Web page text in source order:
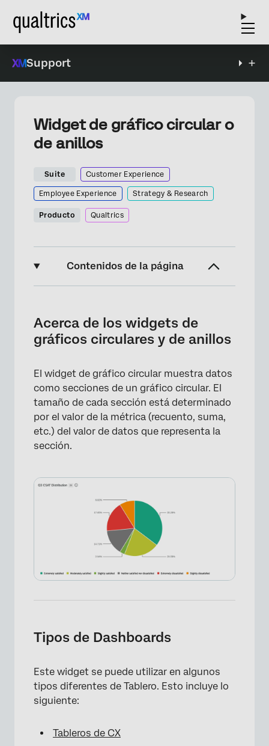
Support
Widget de gráfico circular o
de anillos
Suite Customer Experience
Employee Experience Strategy & Research
Producto Qualtrics
Contenidos de la página
Tipos de Dashboards
Configuración de un gráfico circular o de
anillos
Opciones de visualización
Widget Pie heredado
Acerca de los widgets de
gráficos circulares y de anillos
El widget de gráfico circular muestra datos
como secciones de un gráfico circular. El
tamaño de cada sección está determinado
por el valor de la métrica (recuento, suma,
etc.) del valor de datos que representa la
sección.
Tipos de Dashboards
Este widget se puede utilizar en algunos
tipos diferentes de Tablero. Esto incluye lo
siguiente:
Tableros de CX